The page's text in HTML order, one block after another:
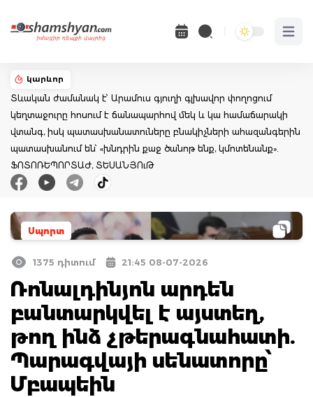
Open
կարևոր
Տևական ժամանակ է՝ Արամուս գյուղի գլխավոր փողոցում
կեղտաջուրը հոսում է ճանապարհով մեկ և կա համաճարակի
վտանգ, իսկ պատասխանատուները բնակիչների ահազանգերին
պատասխանում են՝ «խնդրին քաջ ծանոթ ենք, կմոտենանք».
ՖՈՏՈՌԵՊՈՐՏԱԺ, ՏԵՍԱՆՅՈւԹ
Սպորտ
1375 դիտում 21:45 08-07-2026
Ռոնալդինյոն արդեն
բանտարկվել է այստեղ,
թող ինձ չթերագնահատի.
Պարագվայի սենատորը՝
Մբապեին